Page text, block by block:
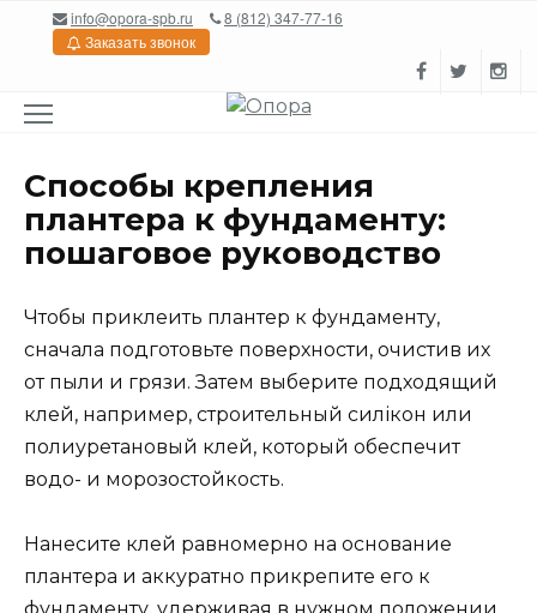
Перейтиinfo@opora-spb.ru
8 (812) 347-77-16
Заказать звонок
Способы крепления
плантера к фундаменту:
пошаговое руководство
Чтобы приклеить плантер к фундаменту,
сначала подготовьте поверхности, очистив их
от пыли и грязи. Затем выберите подходящий
клей, например, строительный силікон или
полиуретановый клей, который обеспечит
водо- и морозостойкость.
Нанесите клей равномерно на основание
плантера и аккуратно прикрепите его к